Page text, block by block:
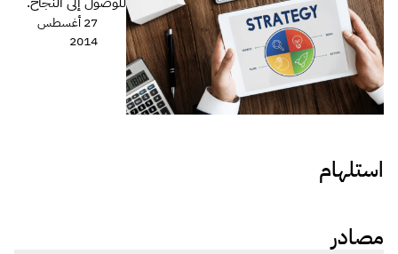
27 أغسطس
2014
استلهام
مصادر